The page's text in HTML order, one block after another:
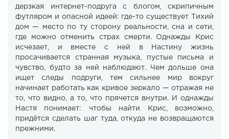
дерзкая интернет-подруга с блогом, скрипичным
футляром и опасной идеей: где-то существует Тихий
дом — место по ту сторону реальности, сна и сети,
где можно отменить страх смерти. Однажды Крис
исчезает, и вместе с ней в Настину жизнь
просачивается странная музыка, пустые письма и
чувство, будто за ней наблюдают. Чем дольше она
ищет следы подруги, тем сильнее мир вокруг
начинает работать как кривое зеркало — отражая не
то, что видно, а то, что прячется внутри. И однажды
Настя понимает: чтобы найти Крис, возможно,
придётся сделать шаг туда, откуда не возвращаются
прежними.